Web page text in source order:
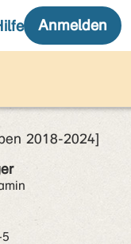
2018-2024]